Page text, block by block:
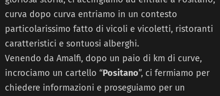
curva dopo curva entriamo in un contesto
particolarissimo fatto di vicoli e vicoletti, ristoranti
caratteristici e sontuosi alberghi.
Venendo da Amalfi, dopo un paio di km di curve,
incrociamo un cartello “Positano”, ci fermiamo per
chiedere informazioni e proseguiamo per un